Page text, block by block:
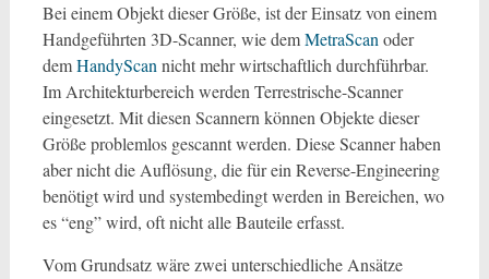
Bei einem Objekt dieser Größe, ist der Einsatz von einem
Handgeführten 3D-Scanner, wie demMetraScanoder
demHandyScannicht mehr wirtschaftlich durchführbar.
Im Architekturbereich werden Terrestrische-Scanner
eingesetzt. Mit diesen Scannern können Objekte dieser
Größe problemlos gescannt werden. Diese Scanner haben
aber nicht die Auflösung, die für ein Reverse-Engineering
benötigt wird und systembedingt werden in Bereichen, wo
es “eng” wird, oft nicht alle Bauteile erfasst.
Vom Grundsatz wäre zwei unterschiedliche Ansätze